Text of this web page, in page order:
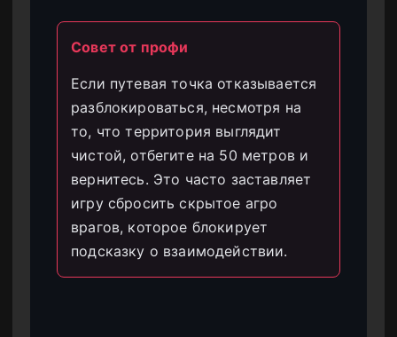
Совет от профи
Если путевая точка отказывается
разблокироваться, несмотря на
то, что территория выглядит
чистой, отбегите на 50 метров и
вернитесь. Это часто заставляет
игру сбросить скрытое агро
врагов, которое блокирует
подсказку о взаимодействии.